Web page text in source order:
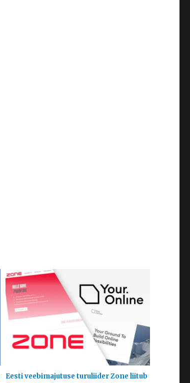
Eesti veebimajutuse turuliider Zone liitub